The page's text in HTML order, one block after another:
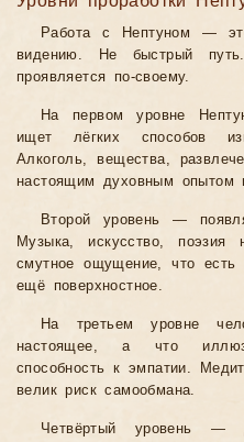
Работа с Нептуном —
видению. Не быстрый
проявляется по-своему.
На первом уровне
ищет лёгких способов
Алкоголь, вещества,
настоящим духовным опытом
Второй уровень —
Музыка, искусство, поэзия
смутное ощущение, что
ещё поверхностное.
На третьем уровне
настоящее, а что
способность к эмпатии.
велик риск самообмана.
Четвёртый уровень —